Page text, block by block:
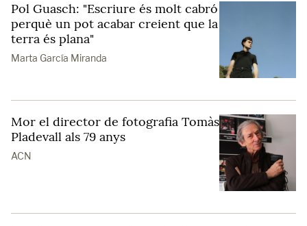
Pol Guasch: "Escriure és molt cabró
perquè un pot acabar creient que la
terra és plana"
Marta García Miranda
Mor el director de fotografia Tomàs
Pladevall als 79 anys
ACN